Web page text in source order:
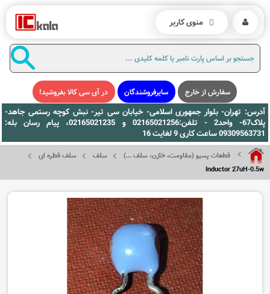
سفارش از خارج سایرفروشندگان در آی سی کالا بفروشید!
آدرس: تهران- بلوار جمهوری اسلامی- خیابان سی تیر- نبش کوچه رستمی جاهد-
پلاک67- واحد2 - تلفن:02165021256 و 02165021235، پیام رسان بله:
09309563731 ساعت کاری 9 لغایت 16
قطعات پسیو (مقاومت، خازن، سلف ...) سلف
سلف قطره ای
Inductor 27uH-0.5w
منوی کاربر